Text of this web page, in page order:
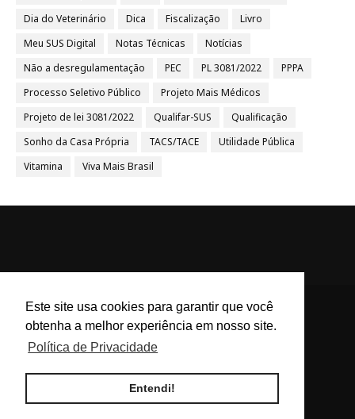
Este site usa cookies para garantir que você
obtenha a melhor experiência em nosso site.
Política de Privacidade
Entendi!
Dia do Veterinário
Dica Fiscalização
Livro
Meu SUS Digital
Notas Técnicas
Notícias
Não a desregulamentação
PEC PL 3081/2022
PPPA
Processo Seletivo Público
Projeto Mais Médicos
Projeto de lei 3081/2022
Qualifar-SUS
Qualificação
Sonho da Casa Própria
TACS/TACE
Utilidade Pública
Vitamina
Viva Mais Brasil
ACS e ACE Brasil - Agentes
Comunitários de Saúde e
Endemias BR